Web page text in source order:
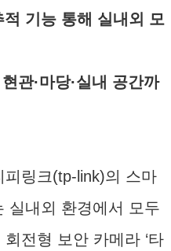
기능 통해 실내외 모
관·마당·실내 공간까
링크(tp-link)의 스마
실내외 환경에서 모두
전형 보안 카메라 ‘타